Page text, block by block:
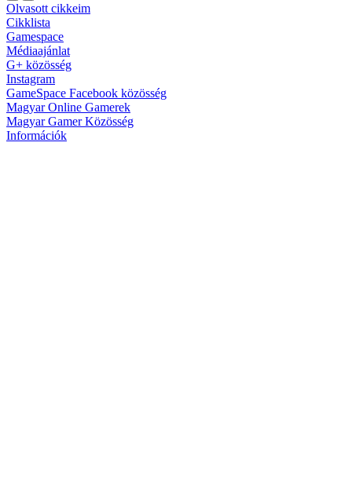
Olvasott cikkeim
Cikklista
Gamespace
Médiaajánlat
G+ közösség
Instagram
GameSpace Facebook közösség
Magyar Online Gamerek
Magyar Gamer Közösség
Információk